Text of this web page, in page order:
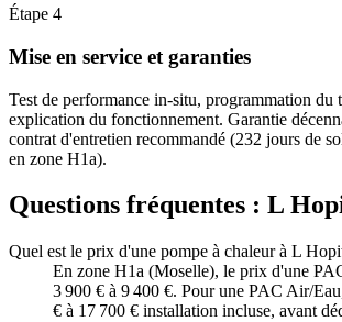
Étape 4
Mise en service et garanties
Test de performance in-situ, programmation du
explication du fonctionnement. Garantie
contrat d'entretien recommandé (232 jours de
en zone H1a).
Questions fréquentes : L
Quel est le prix d'une pompe à chaleur à L
En zone H1a (Moselle), le prix d'une
3 900 € à 9 400 €. Pour une PAC Air/
€ à 17 700 € installation incluse, avant